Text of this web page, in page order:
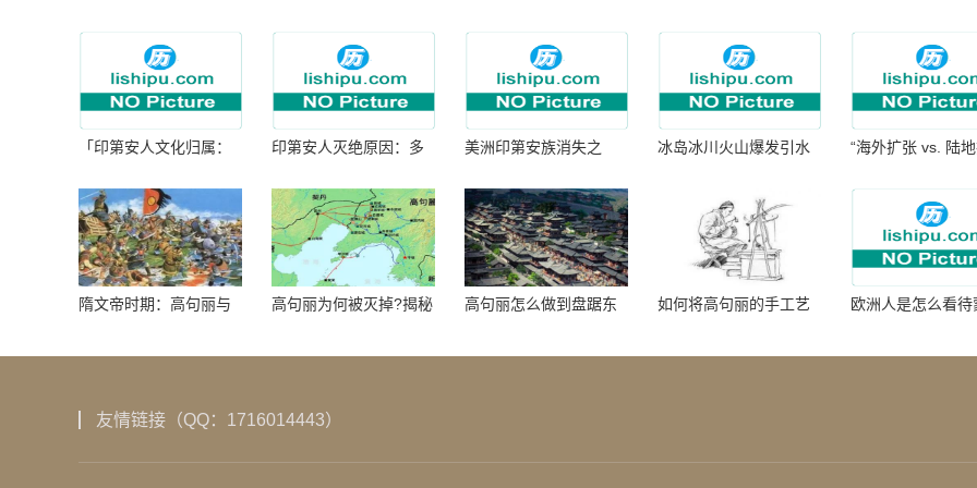
「印第安人文化归属：
印第安人灭绝原因：多
美洲印第安族消失之
冰岛冰川火山爆发引水
“海外扩张 vs. 陆
隋文帝时期：高句丽与
高句丽为何被灭掉?揭秘
秘！
高句丽怎么做到盘踞东
如何将高句丽的手工艺
欧洲人是怎么看待
友情链接（QQ：1716014443）